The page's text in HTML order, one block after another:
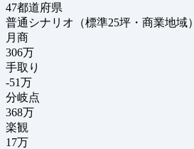
47都道府県
普通シナリオ（標準25坪・商業地域）
月商
306万
手取り
-51万
分岐点
368万
楽観
17万